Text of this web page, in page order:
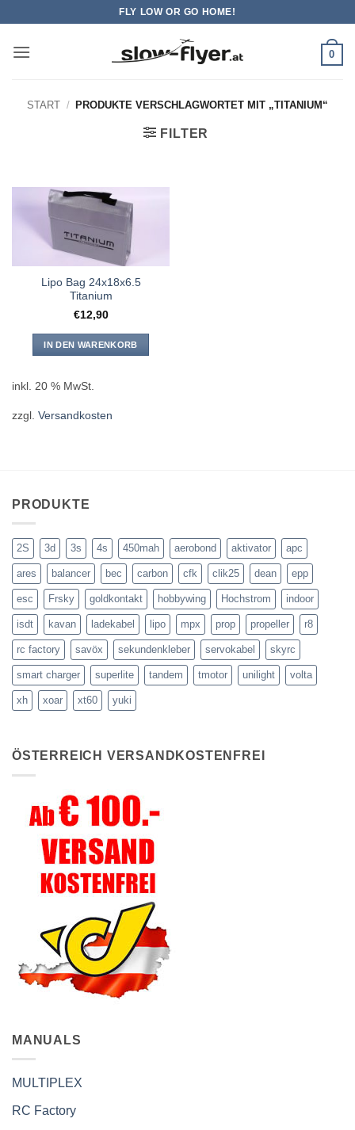
springen
FLY LOW OR GO HOME!
0
START / PRODUKTE VERSCHLAGWORTET MIT „TITANIUM“
FILTER
Lipo Bag 24x18x6.5
Titanium
€12,90
IN DEN WARENKORB
inkl. 20 % MwSt.
zzgl. Versandkosten
PRODUKTE
2S 3d 3s 4s 450mah aerobond aktivator apc
ares balancer bec carbon cfk clik25 dean epp
esc Frsky goldkontakt hobbywing Hochstrom indoor
isdt kavan ladekabel lipo mpx prop propeller r8
rc factory savöx sekundenkleber servokabel skyrc
smart charger superlite tandem tmotor unilight volta
xh xoar xt60 yuki
ÖSTERREICH VERSANDKOSTENFREI
MANUALS
MULTIPLEX
RC Factory